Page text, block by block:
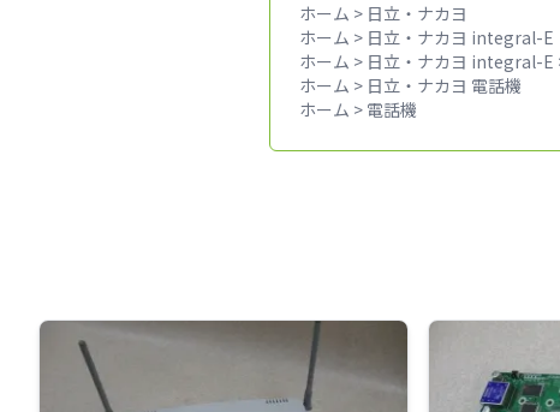
ホーム > 日立・ナカヨ
ホーム > 日立・ナカヨ integral-E
ホーム > 日立・ナカヨ integral-E
ホーム > 日立・ナカヨ 電話機
ホーム > 電話機